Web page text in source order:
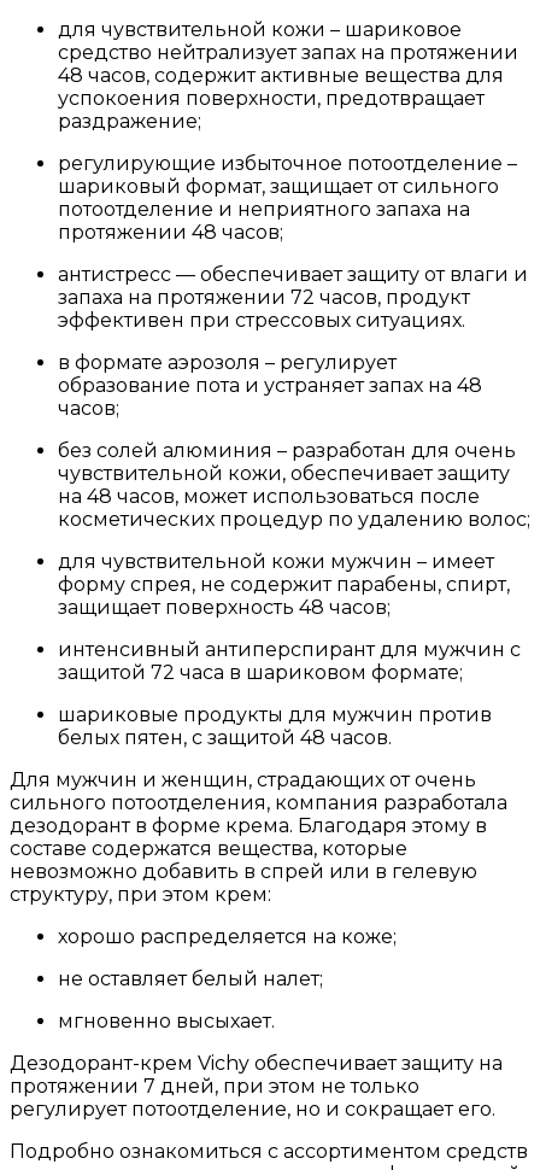
для чувствительной кожи – шариковое
средство нейтрализует запах на протяжении
48 часов, содержит активные вещества для
успокоения поверхности, предотвращает
раздражение;
регулирующие избыточное потоотделение –
шариковый формат, защищает от сильного
потоотделение и неприятного запаха на
протяжении 48 часов;
антистресс — обеспечивает защиту от влаги и
запаха на протяжении 72 часов, продукт
эффективен при стрессовых ситуациях.
в формате аэрозоля – регулирует
образование пота и устраняет запах на 48
часов;
без солей алюминия – разработан для очень
чувствительной кожи, обеспечивает защиту
на 48 часов, может использоваться после
косметических процедур по удалению волос;
для чувствительной кожи мужчин – имеет
форму спрея, не содержит парабены, спирт,
защищает поверхность 48 часов;
интенсивный антиперспирант для мужчин с
защитой 72 часа в шариковом формате;
шариковые продукты для мужчин против
белых пятен, с защитой 48 часов.
Для мужчин и женщин, страдающих от очень
сильного потоотделения, компания разработала
дезодорант в форме крема. Благодаря этому в
составе содержатся вещества, которые
невозможно добавить в спрей или в гелевую
структуру, при этом крем:
хорошо распределяется на коже;
не оставляет белый налет;
мгновенно высыхает.
Дезодорант-крем Vichy обеспечивает защиту на
протяжении 7 дней, при этом не только
регулирует потоотделение, но и сокращает его.
Подробно ознакомиться с ассортиментом средств